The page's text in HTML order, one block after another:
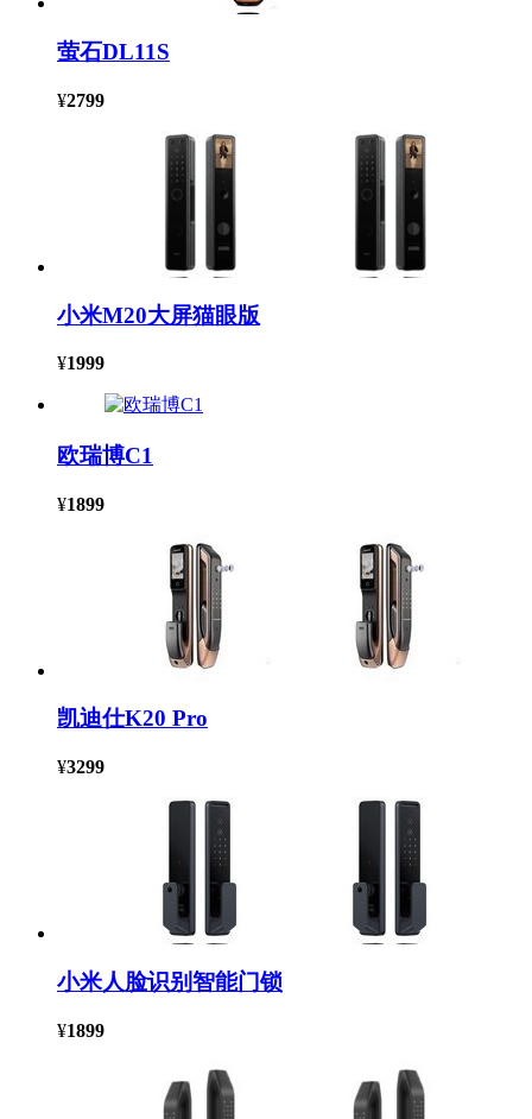
萤石DL11S
¥2799
小米M20大屏猫眼版
¥1999
欧瑞博C1
¥1899
凯迪仕K20 Pro
¥3299
小米人脸识别智能门锁
¥1899